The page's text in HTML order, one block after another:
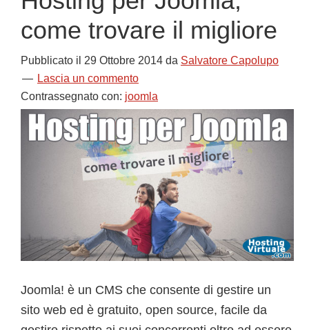
come trovare il migliore
Pubblicato il 29 Ottobre 2014 da Salvatore Capolupo
Lascia un commento
Contrassegnato con: joomla
Joomla! è un CMS che consente di gestire un
sito web ed è gratuito, open source, facile da